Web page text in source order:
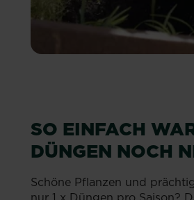
SO EINFACH
DÜNGEN NOCH
Schöne Pflanzen und